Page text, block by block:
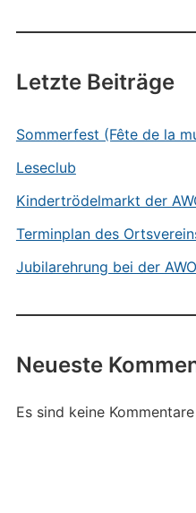
Letzte Beiträge
Sommerfest (Fête de la
Leseclub
Kindertrödelmarkt der
Terminplan des
Jubilarehrung bei der
Neueste
Es sind keine